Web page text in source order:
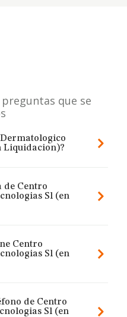
que se
Liquidacion)?
de Centro
Sl (en
Centro
Sl (en
de Centro
Sl (en